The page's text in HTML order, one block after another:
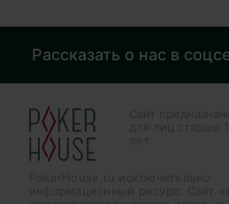
Рассказать о нас в